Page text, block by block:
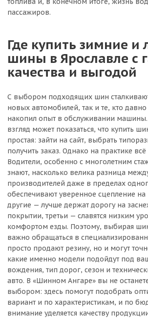
пассажиров.
Где купить зимние и
шины в Ярославле с
качества и выгодой
С выбором подходящих шин
новых автомобилей, так и те, кто
накопил опыт в обслуживании
взгляд может показаться, что купить
простая: зайти на сайт, выбрать
получить заказ. Однако на практике
Водители, особенно с многолетним
знают, насколько велика разница
производителей даже в пределах
обеспечивают уверенное сцепление
другие — лучше держат дорогу на
покрытии, третьи — славятся низким
комфортом езды. Поэтому, выбирая
важно обращаться в
просто продают резину, но и могут
какие именно модели подойдут под
вождения, тип дорог, сезон и
авто. В «Шинном Ангаре» вы не
выбором: здесь помогут подобрать
вариант и по характеристикам, и по
внимание уделяется качеству